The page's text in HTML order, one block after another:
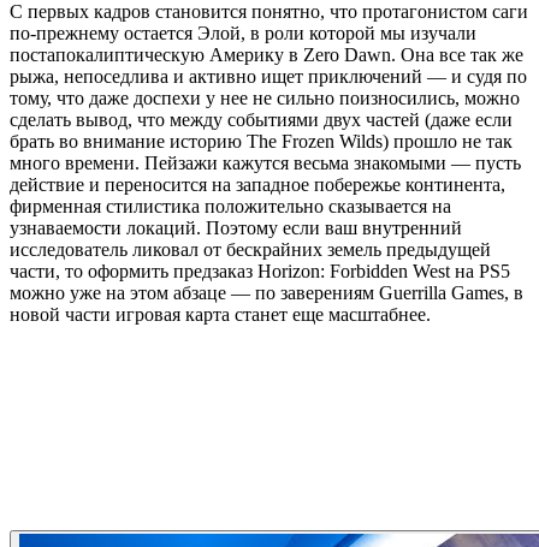
С первых кадров становится понятно, что протагонистом саги
по-прежнему остается Элой, в роли которой мы изучали
постапокалиптическую Америку в Zero Dawn. Она все так же
рыжа, непоседлива и активно ищет приключений — и судя по
тому, что даже доспехи у нее не сильно поизносились, можно
сделать вывод, что между событиями двух частей (даже если
брать во внимание историю The Frozen Wilds) прошло не так
много времени. Пейзажи кажутся весьма знакомыми — пусть
действие и переносится на западное побережье континента,
фирменная стилистика положительно сказывается на
узнаваемости локаций. Поэтому если ваш внутренний
исследователь ликовал от бескрайних земель предыдущей
части, то оформить предзаказ Horizon: Forbidden West на PS5
можно уже на этом абзаце — по заверениям Guerrilla Games, в
новой части игровая карта станет еще масштабнее.